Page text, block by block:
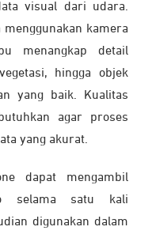
visual dari udara.
kamera
menangkap detail
hingga objek
yang baik. Kualitas
agar proses
yang akurat.
dapat mengambil
selama satu kali
digunakan dalam